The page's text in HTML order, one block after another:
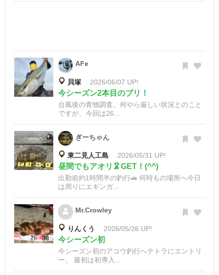
AFe
貝塚 2026/06/07 UP!
今シーズン2本目のブリ！
台風後の青物調査。何やら厳しい状況とのこと
ですが、今回は26...
ぎーちゃん
東二見人工島 2026/05/31 UP!
昼間でもアオリ🦑GET！(^^)
出勤前約1時間半の釣行🚗 何時もの場所へ今日
は周りにエギンガ...
Mr.Crowley
りんくう 2026/05/26 UP!
今シーズン初
今シーズン初のアコウ釣行へテトラにエントリ
ー。 最初は初導入...